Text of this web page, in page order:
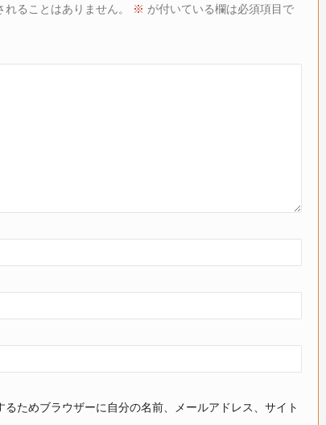
ることはありません。 ※ が付いている欄は必須項目で
るためブラウザーに自分の名前、メールアドレス、サイト